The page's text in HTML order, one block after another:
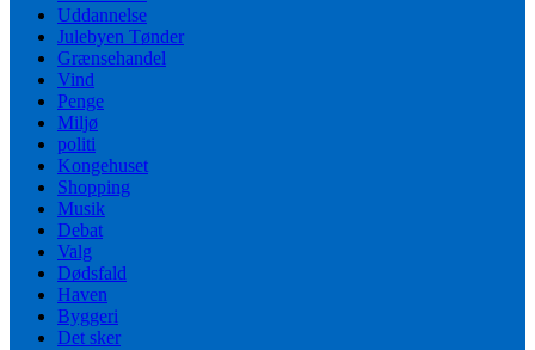
Uddannelse
Julebyen Tønder
Grænsehandel
Vind
Penge
Miljø
politi
Kongehuset
Shopping
Musik
Debat
Valg
Dødsfald
Haven
Byggeri
Det sker